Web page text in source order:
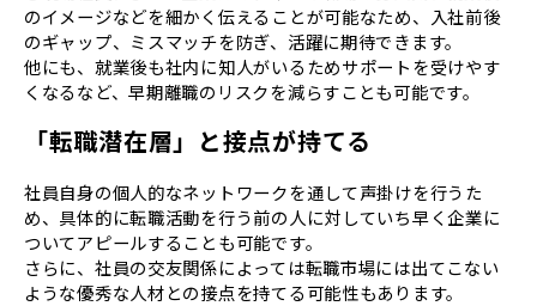
のイメージなどを細かく伝えることが可能なため、入社前後
のギャップ、ミスマッチを防ぎ、活躍に期待できます。
他にも、就業後も社内に知人がいるためサポートを受けやす
くなるなど、早期離職のリスクを減らすことも可能です。
「転職潜在層」と接点が持てる
社員自身の個人的なネットワークを通して声掛けを行うた
め、具体的に転職活動を行う前の人に対していち早く企業に
ついてアピールすることも可能です。
さらに、社員の交友関係によっては転職市場には出てこない
ような優秀な人材との接点を持てる可能性もあります。